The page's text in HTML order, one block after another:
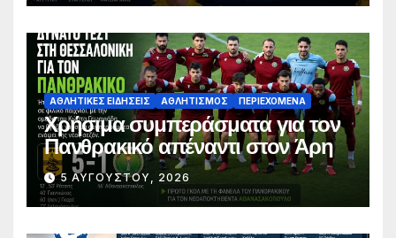
ΑΘΛΗΤΙΚΈΣ ΕΙΔΉΣΕΙΣ ΑΘΛΗΤΙΣΜΌΣ ΠΕΡΙΕΧΌΜΕΝΑ
Χρήσιμα συμπεράσματα για τον
Πανθρακικό απέναντι στον Άρη
5 ΑΥΓΟΎΣΤΟΥ, 2026